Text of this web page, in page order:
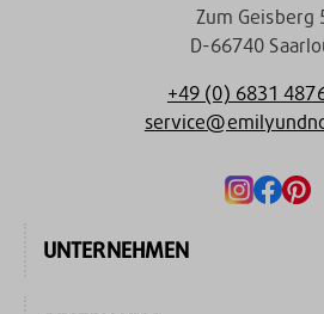
Zum Geisberg
D-66740
+49 (0) 6831
UNTERNEHMEN